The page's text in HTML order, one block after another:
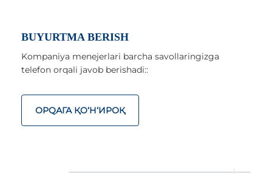
BUYURTMA BERISH
Kompaniya menejerlari barcha savollaringizga
telefon orqali javob berishadi::
ОРQАГА ҚO‘Н‘ИРОҚ